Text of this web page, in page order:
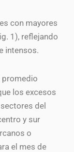
con mayores
1), reflejando
intensos.
promedio
los excesos
del
y sur
o
el mes de